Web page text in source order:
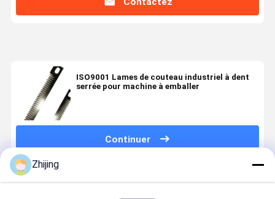
ISO9001 Lames de couteau industriel à dent
serrée pour machine à emballer
Continuer
Produits Recommandés
Zhijing